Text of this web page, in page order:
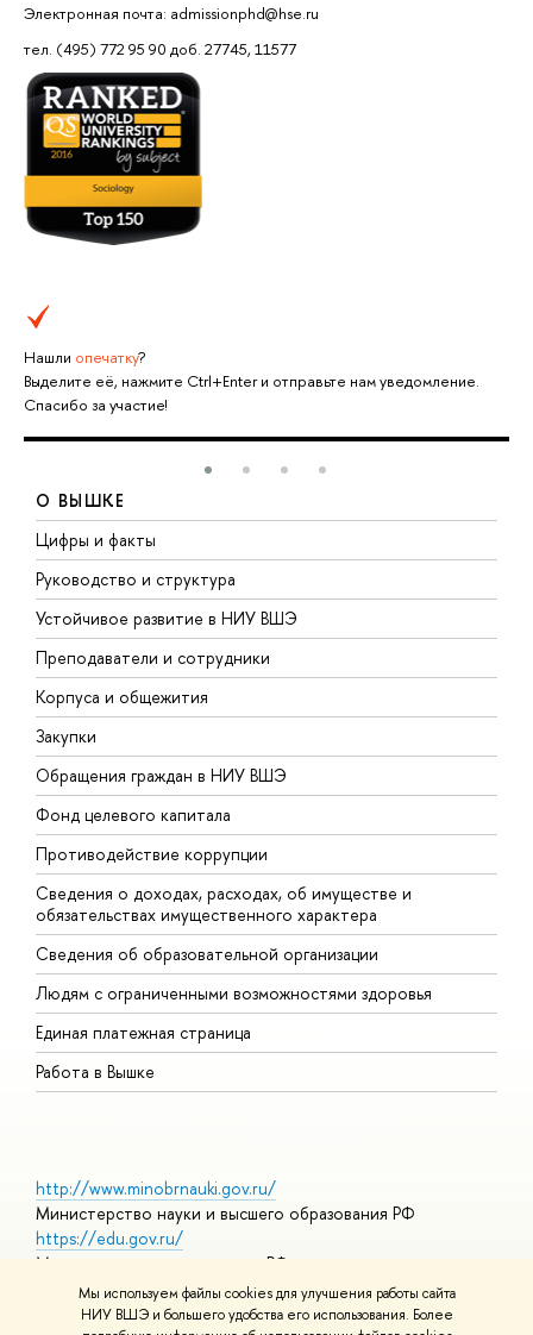
Мы используем файлы cookies для улучшения работы сайта
НИУ ВШЭ и большего удобства его использования. Более
Электронная почта: admissionphd@hse.ru
тел. (495) 772 95 90 доб. 27745, 11577
Нашли опечатку?
Выделите её, нажмите Ctrl+Enter и отправьте нам уведомление.
Спасибо за участие!
О ВЫШКЕ
Цифры и факты
Руководство и структура
Устойчивое развитие в НИУ ВШЭ
Преподаватели и сотрудники
Корпуса и общежития
Закупки
Обращения граждан в НИУ ВШЭ
Фонд целевого капитала
Противодействие коррупции
Сведения о доходах, расходах, об имуществе и
обязательствах имущественного характера
Сведения об образовательной организации
Людям с ограниченными возможностями здоровья
Единая платежная страница
Работа в Вышке
http://www.minobrnauki.gov.ru/
Министерство науки и высшего образования РФ
https://edu.gov.ru/
Министерство просвещения РФ
https://elearning.hse.ru/mooc
Массовые открытые онлайн-курсы